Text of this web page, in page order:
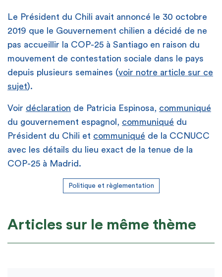
Le Président du Chili avait annoncé le 30 octobre
2019 que le Gouvernement chilien a décidé de ne
pas accueillir la COP-25 à Santiago en raison du
mouvement de contestation sociale dans le pays
depuis plusieurs semaines (voir notre article sur ce
sujet).
Voir déclaration de Patricia Espinosa, communiqué
du gouvernement espagnol, communiqué du
Président du Chili et communiqué de la CCNUCC
avec les détails du lieu exact de la tenue de la
COP-25 à Madrid.
Politique et règlementation
Articles sur le même thème